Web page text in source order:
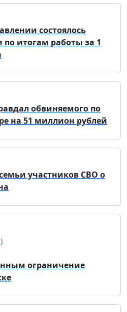
состоялось
по итогам работы за 1
обвиняемого по
на 51 миллион рублей
участников СВО о
ограничение